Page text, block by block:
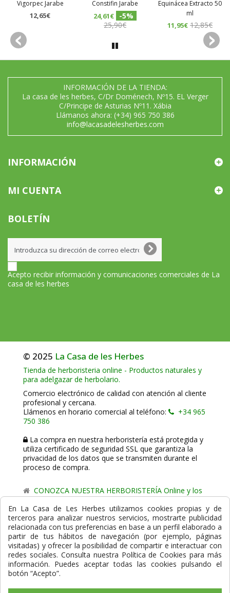
Vigorpec Jarabe
12,65€
Constifin Jarabe
24,61€
-5%
25,90€
Equinácea Extracto 50
ml
11,95€ 12,85€
INFORMACIÓN DE LA TIENDA:
La casa de les herbes, C/Dr Doménech, Nº15. EL Verger
C/Principe de Asturias Nº11. Xábia
Llámanos ahora: (+34) 965 750 386
info@lacasadelesherbes.com
INFORMACIÓN
MI CUENTA
BOLETÍN
Acepto recibir información y comunicaciones comerciales de La
casa de les herbes
© 2025 La Casa de les Herbes
Tienda de herboristeria online - Productos naturales y
para adelgazar de herbolario.
Comercio electrónico de calidad con atención al cliente
profesional y cercana.
Llámenos en horario comercial al teléfono:
+34 965
750 386
La compra en nuestra herboristería está protegida y
utiliza certificado de seguridad SSL que garantiza la
privacidad de los datos que se transmiten durante el
proceso de compra.
CONOZCA NUESTRA HERBORISTERÍA Online y los
comercio de proximidad de La Casa de les Herbes.
Powered byGesdi.com E-Commerce - Tiendas online
profesionales y seguras
Formas de Pago
En La Casa de Les Herbes utilizamos cookies propias y de
terceros para analizar nuestros servicios, mostrarte publicidad
relacionada con tus preferencias en base a un perfil elaborado a
partir de tus hábitos de navegación (por ejemplo, páginas
visitadas) y ofrecer la posibilidad de compartir e interactuar con
redes sociales. Consulta nuestra Política de Cookies para más
información. Puedes aceptar todas las cookies pulsando el
botón “Acepto”.